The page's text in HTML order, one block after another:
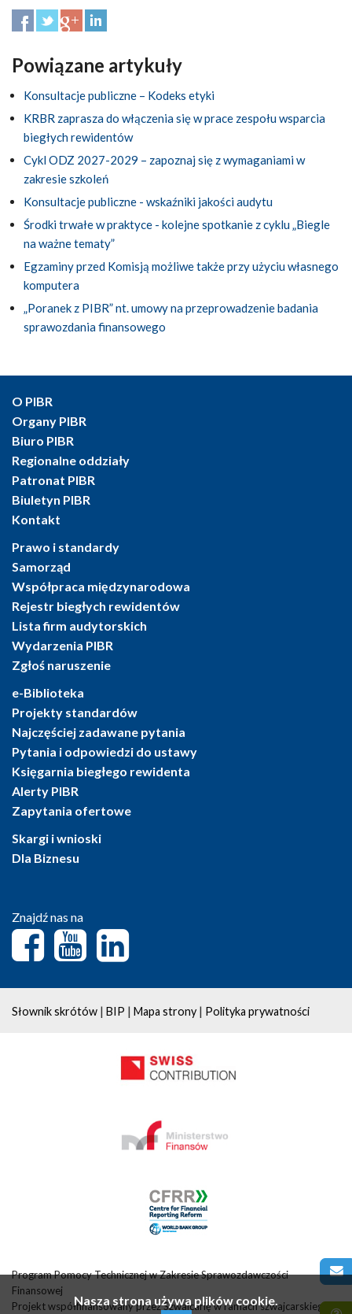
Powiązane artykuły
Konsultacje publiczne – Kodeks etyki
KRBR zaprasza do włączenia się w prace zespołu wsparcia
biegłych rewidentów
Cykl ODZ 2027-2029 – zapoznaj się z wymaganiami w
zakresie szkoleń
Konsultacje publiczne - wskaźniki jakości audytu
Środki trwałe w praktyce - kolejne spotkanie z cyklu „Biegle
na ważne tematy”
Egzaminy przed Komisją możliwe także przy użyciu własnego
komputera
„Poranek z PIBR” nt. umowy na przeprowadzenie badania
sprawozdania finansowego
O PIBR
Organy PIBR
Biuro PIBR
Regionalne oddziały
Patronat PIBR
Biuletyn PIBR
Kontakt
Prawo i standardy
Samorząd
Współpraca międzynarodowa
Rejestr biegłych rewidentów
Lista firm audytorskich
Wydarzenia PIBR
Zgłoś naruszenie
e-Biblioteka
Projekty standardów
Najczęściej zadawane pytania
Pytania i odpowiedzi do ustawy
Księgarnia biegłego rewidenta
Alerty PIBR
Zapytania ofertowe
Skargi i wnioski
Dla Biznesu
Znajdź nas na
Słownik skrótów | BIP | Mapa strony | Polityka prywatności
Program Pomocy Technicznej w Zakresie Sprawozdawczości
Finansowej
Projekt współfinansowany przez Szwajcarię w ramach szwajcarskiego
Nasza strona używa plików cookie.